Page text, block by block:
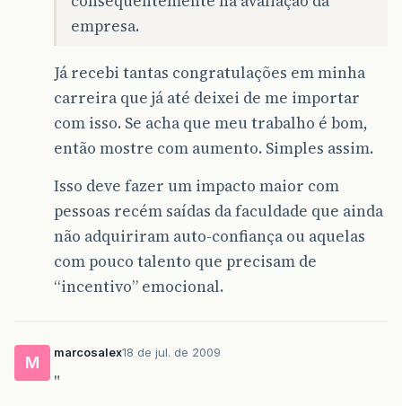
empresa.
Já recebi tantas congratulações em minha
carreira que já até deixei de me importar
com isso. Se acha que meu trabalho é bom,
então mostre com aumento. Simples assim.
Isso deve fazer um impacto maior com
pessoas recém saídas da faculdade que ainda
não adquiriram auto-confiança ou aquelas
com pouco talento que precisam de
“incentivo” emocional.
M
marcosalex18 de jul. de 2009
"